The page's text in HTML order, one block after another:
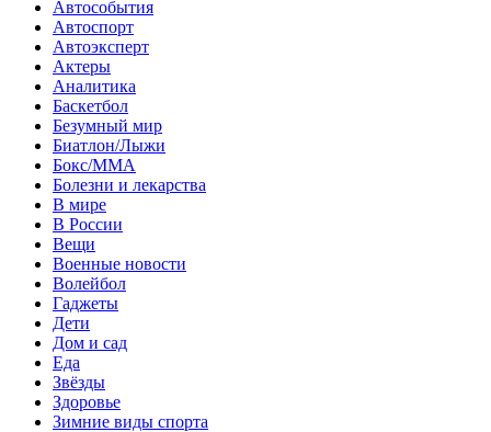
Автособытия
Автоспорт
Автоэксперт
Актеры
Аналитика
Баскетбол
Безумный мир
Биатлон/Лыжи
Бокс/MMA
Болезни и лекарства
В мире
В России
Вещи
Военные новости
Волейбол
Гаджеты
Дети
Дом и сад
Еда
Звёзды
Здоровье
Зимние виды спорта